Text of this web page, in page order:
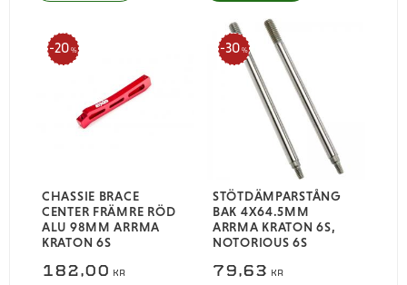
CHASSIE BRACE
CENTER FRÄMRE RÖD
ALU 98MM ARRMA
KRATON 6S
182,00 KR
20 %
STÖTDÄMPARSTÅNG
BAK 4X64.5MM
ARRMA KRATON 6S,
NOTORIOUS 6S
79,63 KR
30 %